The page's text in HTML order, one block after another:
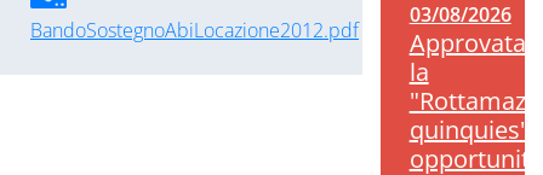
BandoSostegnoAbiLocazione2012.pdf
03/08/2026
Approvata
la
quinquies":
opportunità